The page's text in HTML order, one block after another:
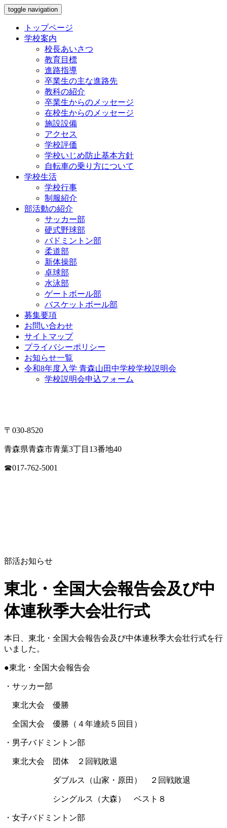
toggle navigation
トップページ
学校案内
校長あいさつ
教育目標
進路指導
卒業生の主な進路先
教科の紹介
卒業生からのメッセージ
在校生からのメッセージ
施設設備
アクセス
学校評価
学校いじめ防止基本方針
自転車の乗り方について
学校生活
学校行事
制服紹介
部活動の紹介
サッカー部
硬式野球部
バドミントン部
柔道部
新体操部
卓球部
水泳部
ゲートボール部
バスケットボール部
募集要項
お問い合わせ
サイトマップ
プライバシーポリシー
お知らせ一覧
令和8年度入学 青森山田中学校学校説明会
学校説明会申込フォーム
〒030-8520
青森県青森市青葉3丁目13番地40
☎017-762-5001
部活お知らせ
東北・全国大会報告会及び中
体連秋季大会壮行式
本日、東北・全国大会報告会及び中体連秋季大会壮行式を行
いました。
●東北・全国大会報告会
・サッカー部
東北大会 優勝
全国大会 優勝（４年連続５回目）
・男子バドミントン部
東北大会 団体 ２回戦敗退
ダブルス（山家・原田） ２回戦敗退
シングルス（大森） ベスト８
・女子バドミントン部